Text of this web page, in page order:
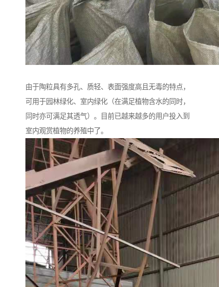
由于陶粒具有多孔、质轻、表面强度高且无毒的特点，
可用于园林绿化、室内绿化（在满足植物含水的同时，
同时亦可满足其透气）。目前已越来越多的用户投入到
室内观赏植物的养殖中了。